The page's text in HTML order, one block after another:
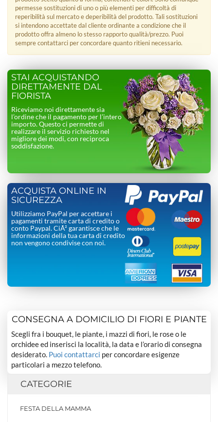
permesse sostituzioni di uno o più elementi per difficoltà di
reperibilità sul mercato e deperibilità del prodotto. Tali sostituzioni
si intendono accettate dal cliente ordinante a condizione che il
prodotto offra almeno lo stesso rapporto qualità/prezzo. Puoi
sempre contattarci per concordare quanto ritieni necessario.
STAI ACQUISTANDO
DIRETTAMENTE DAL
FIORISTA
Riceviamo noi direttamente sia
l’ordine che il pagamento per l’intero
importo. Questo ci permette di
realizzare il servizio richiesto nel
migliore dei modi, con reciproca
soddisfazione.
ACQUISTA ONLINE IN
SICUREZZA
Utilizziamo PayPal per accettare i
pagamenti tramite carta di credito o
conto Paypal. CiÃ² garantisce che le
informazioni della tua carta di credito
non vengono condivise con noi.
CONSEGNA A DOMICILIO DI FIORI E PIANTE
Scegli fra i bouquet, le piante, i mazzi di fiori, le rose o le
orchidee ed inserisci la località, la data e l’orario di consegna
desiderato. Puoi contattarci per concordare esigenze
particolari a mezzo telefono.
CATEGORIE
FESTA DELLA MAMMA